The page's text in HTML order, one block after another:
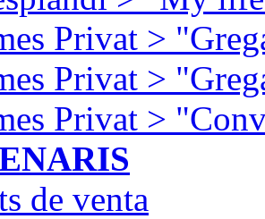
Privat >
Privat >
Privat >
de venta